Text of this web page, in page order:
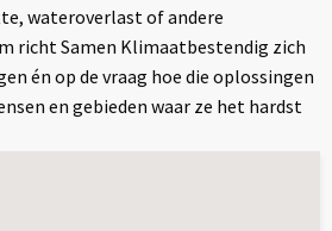
wateroverlast of andere
richt Samen Klimaatbestendig zich
én op de vraag hoe die oplossingen
en gebieden waar ze het hardst